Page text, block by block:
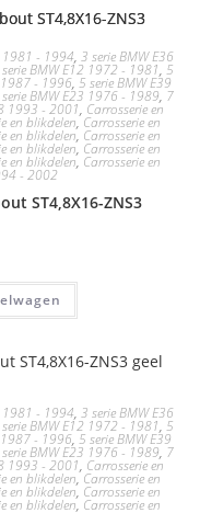
1981 - 1994, 3 serie BMW E36
BMW E12 1972 - 1981, 5
1987 - 1996, 5 serie BMW E39
BMW E23 1976 - 1989, 7
1993 - 2001, Carrosserie en
en blikdelen,Carrosserie en
en blikdelen, Carrosserie en
en blikdelen, Carrosserie en
en blikdelen, Carrosserie en
- 2002
ST4,8X16-ZNS3
1981 - 1994, 3 serie BMW E36
BMW E12 1972 - 1981, 5
1987 - 1996, 5 serie BMW E39
BMW E23 1976 - 1989, 7
1993 - 2001, Carrosserie en
en blikdelen,Carrosserie en
en blikdelen, Carrosserie en
en blikdelen, Carrosserie en